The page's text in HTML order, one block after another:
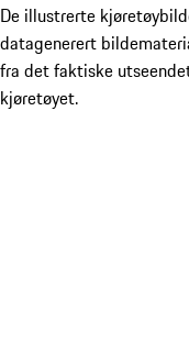
De illustrerte
datagenerert
fra det faktiske
kjøretøyet.